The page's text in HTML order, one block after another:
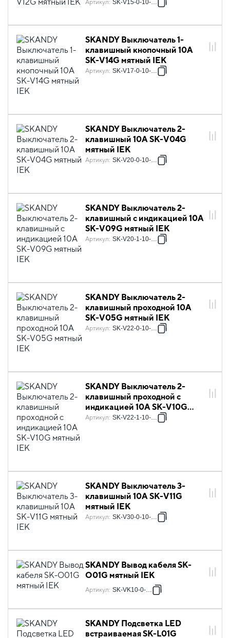
Артикул: SK-V15-0-10-K06
SKANDY Выключатель 1-
клавишный кнопочный 10А
SK-V14G мятный IEK
Артикул: SK-V17-0-10-K06
SKANDY Выключатель 2-
клавишный 10А SK-V04G
мятный IEK
Артикул: SK-V20-0-10-K06
SKANDY Выключатель 2-
клавишный с индикацией 10А
SK-V09G мятный IEK
Артикул: SK-V20-1-10-K06
SKANDY Выключатель 2-
клавишный проходной 10А
SK-V05G мятный IEK
Артикул: SK-V22-0-10-K06
SKANDY Выключатель 2-
клавишный проходной с
индикацией 10А SK-V10G
мятный IEK
Артикул: SK-V22-1-10-K06
SKANDY Выключатель 3-
клавишный 10А SK-V11G
мятный IEK
Артикул: SK-V30-0-10-K06
SKANDY Вывод кабеля SK-
O01G мятный IEK
Артикул: SK-VK10-0-K06
SKANDY Подсветка LED
встраиваемая SK-L01G